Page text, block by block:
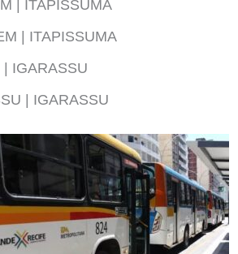
| ITAPISSUMA
| ITAPISSUMA
IGARASSU
| IGARASSU